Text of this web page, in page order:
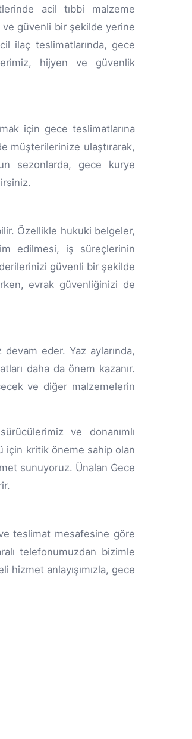
acil tıbbi malzeme
ve güvenli bir şekilde yerine
ilaç teslimatlarında, gece
hijyen ve güvenlik
için gece teslimatlarına
müşterilerinize ulaştırarak,
sezonlarda, gece kurye
Özellikle hukuki belgeler,
edilmesi, iş süreçlerinin
güvenli bir şekilde
evrak güvenliğinizi de
eder. Yaz aylarında,
daha da önem kazanır.
ve diğer malzemelerin
ve donanımlı
için kritik öneme sahip olan
sunuyoruz. Ünalan Gece
teslimat mesafesine göre
telefonumuzdan bizimle
hizmet anlayışımızla, gece